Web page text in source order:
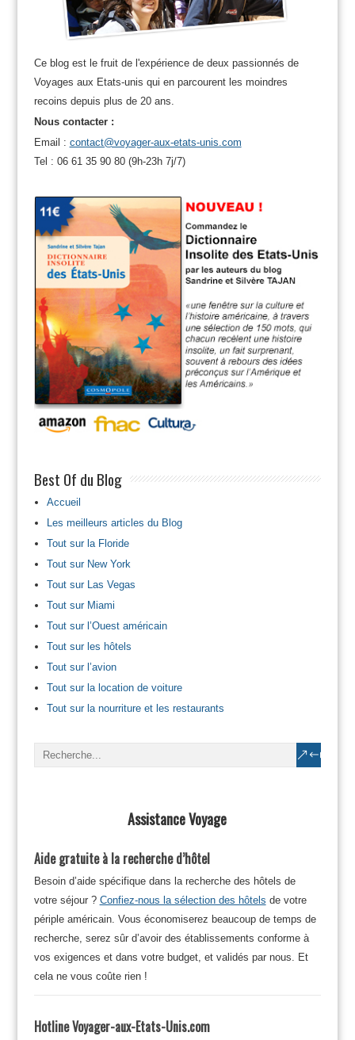
Ce blog est le fruit de l'expérience de deux passionnés de
Voyages aux Etats-unis qui en parcourent les moindres
recoins depuis plus de 20 ans.
Nous contacter :
Email : contact@voyager-aux-etats-unis.com
Tel : 06 61 35 90 80 (9h-23h 7j/7)
Best Of du Blog
Accueil
Les meilleurs articles du Blog
Tout sur la Floride
Tout sur New York
Tout sur Las Vegas
Tout sur Miami
Tout sur l’Ouest américain
Tout sur les hôtels
Tout sur l’avion
Tout sur la location de voiture
Tout sur la nourriture et les restaurants
Assistance Voyage
Aide gratuite à la recherche d’hôtel
Besoin d’aide spécifique dans la recherche des hôtels de
votre séjour ? Confiez-nous la sélection des hôtels de votre
périple américain. Vous économiserez beaucoup de temps de
recherche, serez sûr d’avoir des établissements conforme à
vos exigences et dans votre budget, et validés par nous. Et
cela ne vous coûte rien !
Hotline Voyager-aux-Etats-Unis.com